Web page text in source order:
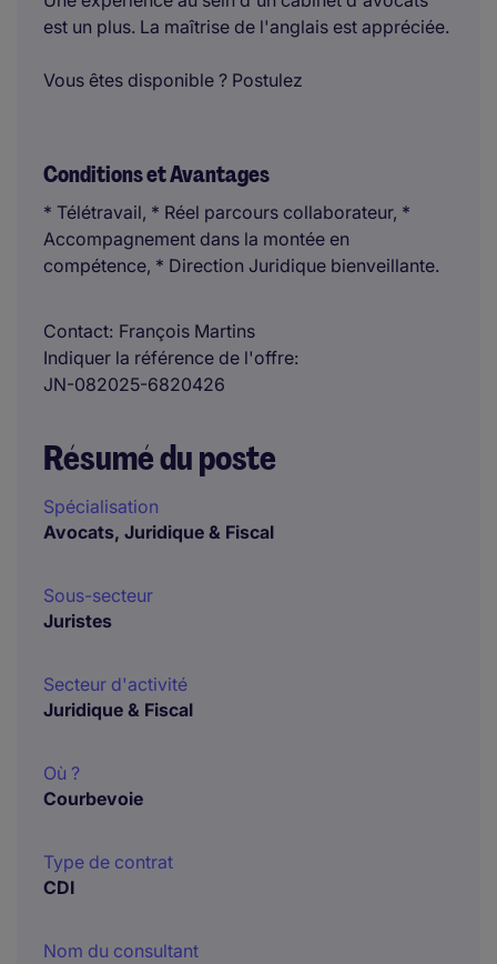
est un plus. La maîtrise de l'anglais est appréciée.
Vous êtes disponible ? Postulez
Conditions et Avantages
* Télétravail, * Réel parcours collaborateur, *
Accompagnement dans la montée en
compétence, * Direction Juridique bienveillante.
Contact François Martins
Indiquer la référence de l'offre
JN-082025-6820426
Résumé du poste
Spécialisation
Avocats, Juridique & Fiscal
Sous-secteur
Juristes
Secteur d'activité
Juridique & Fiscal
Où ?
Courbevoie
Type de contrat
CDI
Nom du consultant